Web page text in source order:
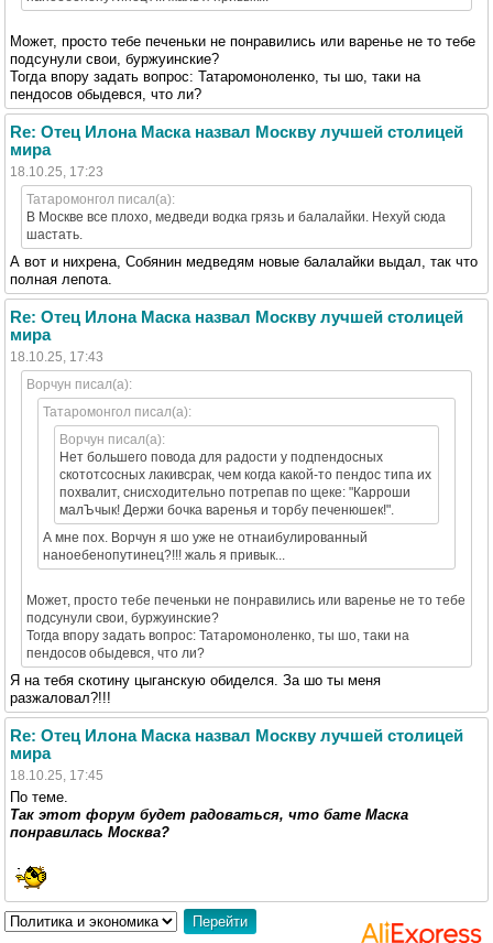
Может, просто тебе печеньки не понравились или варенье не то тебе
подсунули свои, буржуинские?
Тогда впору задать вопрос: Татаромоноленко, ты шо, таки на
пендосов обыдевся, что ли?
Re: Отец Илона Маска назвал Москву лучшей столицей
мира
18.10.25, 17:23
Татаромонгол писал(а):
В Москве все плохо, медведи водка грязь и балалайки. Нехуй сюда
шастать.
А вот и нихрена, Собянин медведям новые балалайки выдал, так что
полная лепота.
Re: Отец Илона Маска назвал Москву лучшей столицей
мира
18.10.25, 17:43
Ворчун писал(а):
Татаромонгол писал(а):
Ворчун писал(а):
Нет большего повода для радости у подпендосных
скототсосных лакивсрак, чем когда какой-то пендос типа их
похвалит, снисходительно потрепав по щеке: "Карроши
малЪчык! Держи бочка варенья и торбу печенюшек!".
А мне пох. Ворчун я шо уже не отнаибулированный
наноебенопутинец?!!! жаль я привык...
Может, просто тебе печеньки не понравились или варенье не то тебе
подсунули свои, буржуинские?
Тогда впору задать вопрос: Татаромоноленко, ты шо, таки на
пендосов обыдевся, что ли?
Я на тебя скотину цыганскую обиделся. За шо ты меня
разжаловал?!!!
Re: Отец Илона Маска назвал Москву лучшей столицей
мира
18.10.25, 17:45
По теме.
Так этот форум будет радоваться, что бате Маска
понравилась Москва?